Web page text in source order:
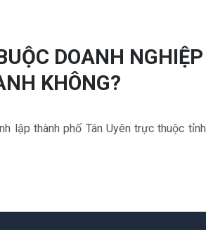
DOANH NGHIỆP
KHÔNG?
lập thành phố Tân Uyên trực thuộc tỉnh